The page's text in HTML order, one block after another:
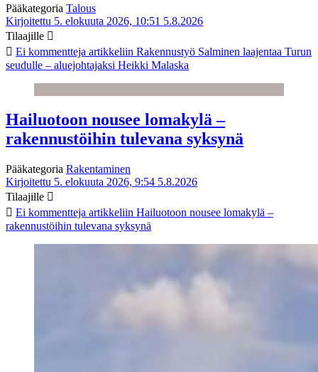
Pääkategoria Talous
Kirjoitettu 5. elokuuta 2026, 10:51 5.8.2026
Tilaajille
Ei kommentteja artikkeliin Rakennustyö Salminen laajentaa Turun
seudulle – aluejohtajaksi Heikki Malaska
Hailuotoon nousee lomakylä –
rakennustöihin tulevana syksynä
Pääkategoria Rakentaminen
Kirjoitettu 5. elokuuta 2026, 9:54 5.8.2026
Tilaajille
Ei kommentteja artikkeliin Hailuotoon nousee lomakylä –
rakennustöihin tulevana syksynä